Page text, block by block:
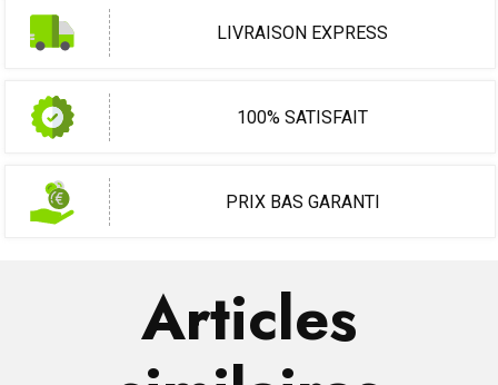
LIVRAISON EXPRESS
100% SATISFAIT
PRIX BAS GARANTI
Articles